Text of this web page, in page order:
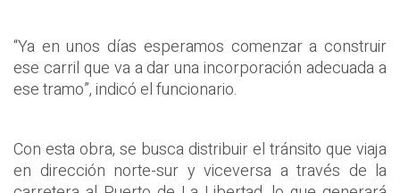
“Ya en unos días esperamos comenzar a construir
ese carril que va a dar una incorporación adecuada a
ese tramo”, indicó el funcionario.
Con esta obra, se busca distribuir el tránsito que viaja
en dirección norte-sur y viceversa a través de la